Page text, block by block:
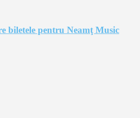
biletele pentru Neamţ Music